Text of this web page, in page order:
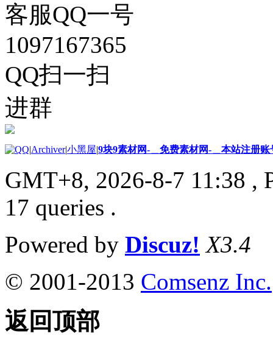
客服QQ一号
1097167365
QQ扫一扫
进群
|Archiver|小黑屋|9块9素材网-＿免费素材网-＿本站注册账
GMT+8, 2026-8-7 11:38 ,
17 queries .
Powered by Discuz! X3.4
© 2001-2013 Comsenz Inc.
返回顶部